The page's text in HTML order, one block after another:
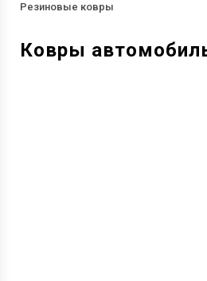
Резиновые ковры
Ковры